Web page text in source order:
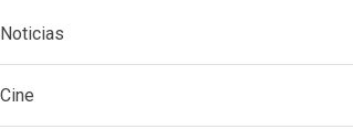
Noticias
Cine